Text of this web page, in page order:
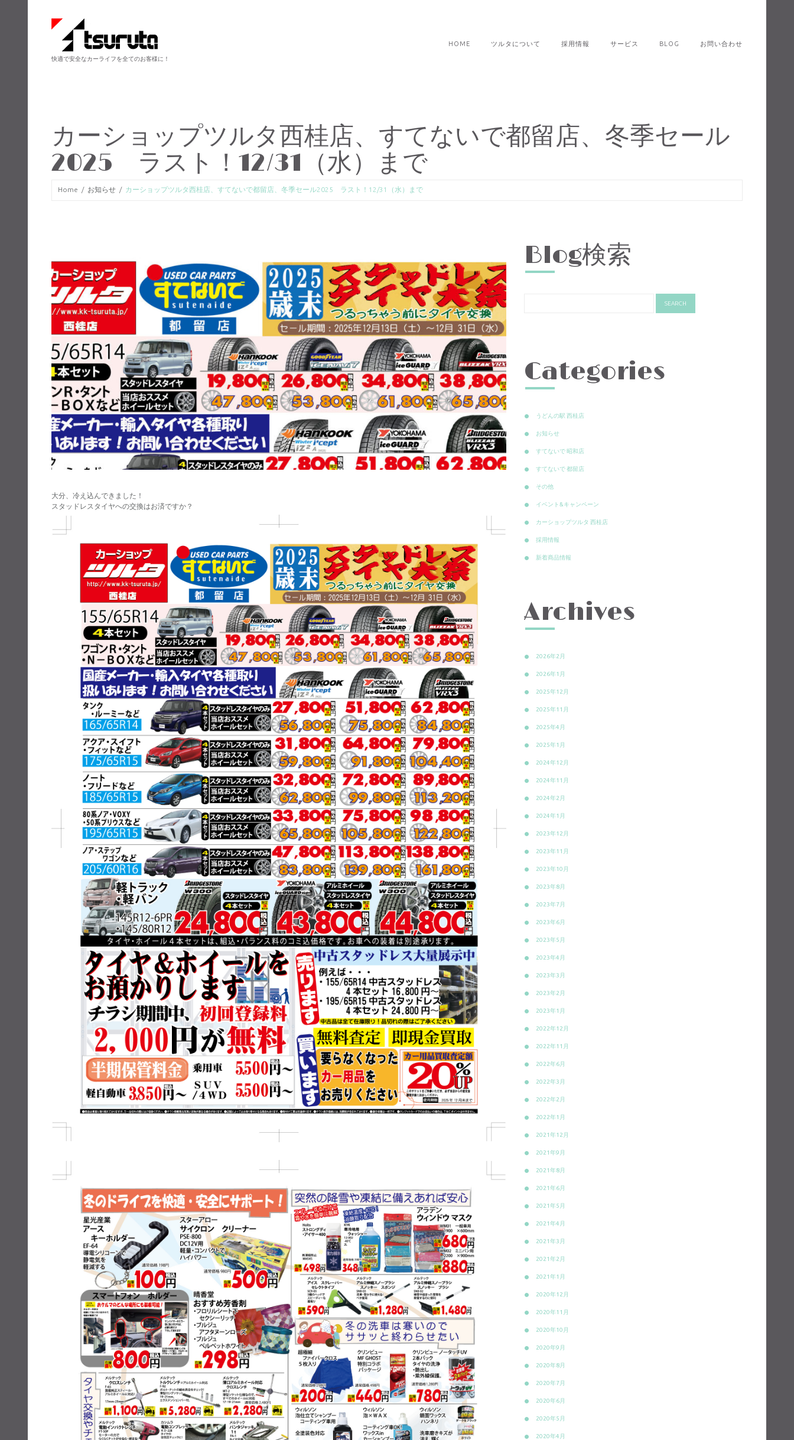
快適で安全なカーライフを全てのお客様に！
HOME ツルタについて 採用情報 サービス BLOG お問い合わせ
カーショップツルタ西桂店、すてないで都留店、冬季セール
2025 ラスト！12/31（水）まで
Home お知らせ カーショップツルタ西桂店、すてないで都留店、冬季セール2025 ラスト！12/31（水）まで
大分、冷え込んできました！
スタッドレスタイヤへの交換はお済ですか？
Blog検索
Categories
うどんの駅 西桂店
お知らせ
すてないで 昭和店
すてないで 都留店
その他
イベント&キャンペーン
カーショップツルタ 西桂店
採用情報
新着商品情報
Archives
2026年2月
2026年1月
2025年12月
2025年11月
2025年4月
2025年1月
2024年12月
2024年11月
2024年2月
2024年1月
2023年12月
2023年11月
2023年10月
2023年8月
2023年7月
2023年6月
2023年5月
2023年4月
2023年3月
2023年2月
2023年1月
2022年12月
2022年11月
2022年6月
2022年3月
2022年2月
2022年1月
2021年12月
2021年9月
2021年8月
2021年6月
2021年5月
2021年4月
2021年3月
2021年2月
2021年1月
2020年12月
2020年11月
2020年10月
2020年9月
2020年8月
2020年7月
2020年6月
2020年5月
2020年4月